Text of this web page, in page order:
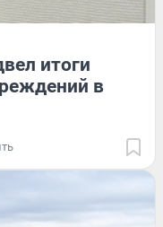
итоги
в